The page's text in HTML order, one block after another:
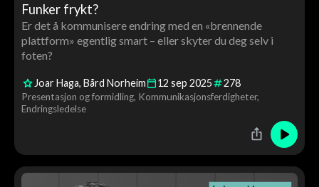
Funker frykt?
Er det å kommunisere endring med en «brennende
plattform» egentlig smart – eller skyter du deg selv i
foten?
Joar Haga Bård Norheim 12 sep 2025 278
Presentasjon og formidling Kommunikasjonsferdigheter
Endringsledelse